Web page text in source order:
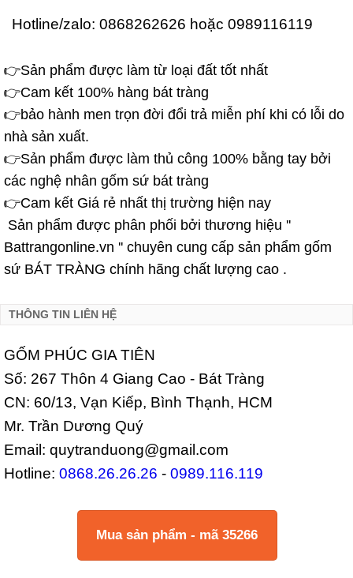
Hotline/zalo: 0868262626 hoặc 0989116119
👉Sản phẩm được làm từ loại đất tốt nhất
👉Cam kết 100% hàng bát tràng
👉bảo hành men trọn đời đổi trả miễn phí khi có lỗi do
nhà sản xuất.
👉Sản phẩm được làm thủ công 100% bằng tay bởi
các nghệ nhân gốm sứ bát tràng
👉Cam kết Giá rẻ nhất thị trường hiện nay
Sản phẩm được phân phối bởi thương hiệu ''
Battrangonline.vn '' chuyên cung cấp sản phẩm gốm
sứ BÁT TRÀNG chính hãng chất lượng cao .
THÔNG TIN LIÊN HỆ
GỐM PHÚC GIA TIÊN
Số: 267 Thôn 4 Giang Cao - Bát Tràng
CN: 60/13, Vạn Kiếp, Bình Thạnh, HCM
Mr. Trần Dương Quý
Email: quytranduong@gmail.com
Hotline: 0868.26.26.26 - 0989.116.119
Mua sản phẩm - mã 35266